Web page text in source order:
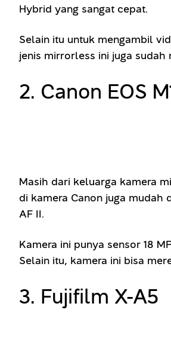
Hybrid yang sangat cepat.
Selain itu untuk mengambil
jenis mirrorless ini juga sudah
2. Canon EOS
Masih dari keluarga kamera
di kamera Canon juga mudah
AF II.
Kamera ini punya sensor 18
Selain itu, kamera ini bisa
3. Fujifilm X-A5